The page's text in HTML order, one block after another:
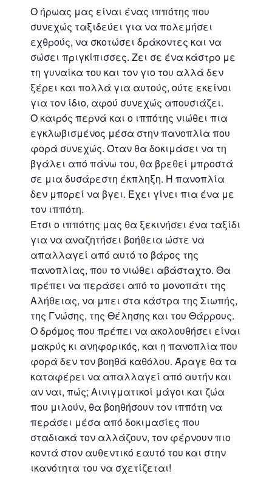
Ο ήρωας μας είναι ένας ιππότης που
συνεχώς ταξιδεύει για να πολεμήσει
εχθρούς, να σκοτώσει δράκοντες και να
σώσει πριγκίπισσες. Ζει σε ένα κάστρο με
τη γυναίκα του και τον γιο του αλλά δεν
ξέρει και πολλά για αυτούς, ούτε εκείνοι
για τον ίδιο, αφού συνεχώς απουσιάζει.
Ο καιρός περνά και ο ιππότης νιώθει πια
εγκλωβισμένος μέσα στην πανοπλία που
φορά συνεχώς. Όταν θα δοκιμάσει να τη
βγάλει από πάνω του, θα βρεθεί μπροστά
σε μια δυσάρεστη έκπληξη. Η πανοπλία
δεν μπορεί να βγει. Έχει γίνει πια ένα με
τον ιππότη.
Έτσι ο ιππότης μας θα ξεκινήσει ένα ταξίδι
για να αναζητήσει βοήθεια ώστε να
απαλλαγεί από αυτό το βάρος της
πανοπλίας, που το νιώθει αβάσταχτο. Θα
πρέπει να περάσει από το μονοπάτι της
Αλήθειας, να μπει στα κάστρα της Σιωπής,
της Γνώσης, της Θέλησης και του Θάρρους.
Ο δρόμος που πρέπει να ακολουθήσει είναι
μακρύς κι ανηφορικός, και η πανοπλία που
φορά δεν τον βοηθά καθόλου. Άραγε θα τα
καταφέρει να απαλλαγεί από αυτήν και
αν ναι, πώς; Αινιγματικοί μάγοι και ζώα
που μιλούν, θα βοηθήσουν τον ιππότη να
περάσει μέσα από δοκιμασίες που
σταδιακά τον αλλάζουν, τον φέρνουν πιο
κοντά στον αυθεντικό εαυτό του και στην
ικανότητα του να σχετίζεται!